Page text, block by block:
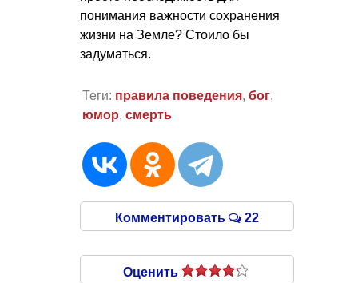
понимания важности сохранения
жизни на Земле? Стоило бы
задуматься.
Теги: правила поведения, бог,
юмор, смерть
Комментировать 22
Оценить